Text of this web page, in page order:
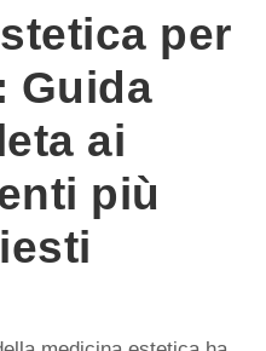
per
Guida
ai
più